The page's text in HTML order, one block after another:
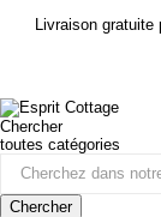
Livraison
Chercher
toutes catégories
Chercher